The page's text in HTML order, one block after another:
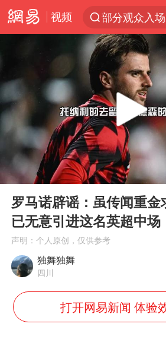
视频
U17国足三战
我国编制完
台风白海豚
对话重庆地
Play
00:00
罗马诺辟谣：虽传闻重金
已无意引进这名英超中场
声明：个人原创，仅供参考
独舞独舞
四川
打开网易新闻 体验